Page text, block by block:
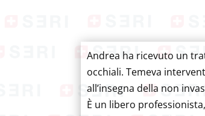
Andrea ha ricevuto un
occhiali. Temeva
all’insegna della non
È un libero